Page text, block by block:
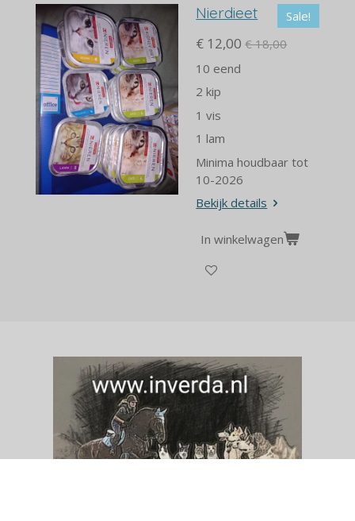
Sale!
Nierdieet
€ 12,00 € 18,00
10 eend
2 kip
1 vis
1 lam
Minima houdbaar tot
10-2026
Bekijk details
In winkelwagen